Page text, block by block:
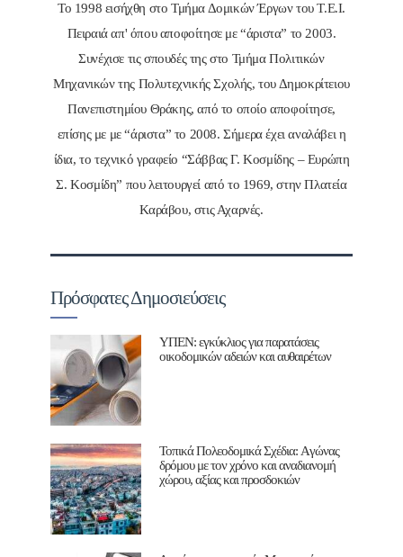
Το 1998 εισήχθη στο Τμήμα Δομικών Έργων του Τ.Ε.Ι.
Πειραιά απ' όπου αποφοίτησε με “άριστα” το 2003.
Συνέχισε τις σπουδές της στο Τμήμα Πολιτικών
Μηχανικών της Πολυτεχνικής Σχολής, του Δημοκρίτειου
Πανεπιστημίου Θράκης, από το οποίο αποφοίτησε,
επίσης με με “άριστα” το 2008. Σήμερα έχει αναλάβει η
ίδια, το τεχνικό γραφείο “Σάββας Γ. Κοσμίδης – Ευρώπη
Σ. Κοσμίδη” που λειτουργεί από το 1969, στην Πλατεία
Καράβου, στις Αχαρνές.
Πρόσφατες Δημοσιεύσεις
ΥΠΕΝ: εγκύκλιος για παρατάσεις
οικοδομικών αδειών και αυθαιρέτων
Τοπικά Πολεοδομικά Σχέδια: Aγώνας
δρόμου με τον χρόνο και αναδιανομή
χώρου, αξίας και προσδοκιών